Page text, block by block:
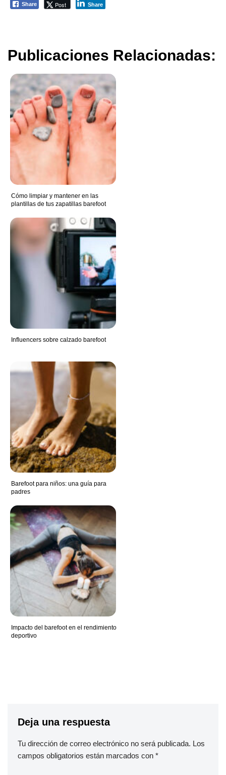
Share Post Share
Publicaciones Relacionadas:
Cómo limpiar y mantener en las
plantillas de tus zapatillas barefoot
Influencers sobre calzado barefoot
Barefoot para niños: una guía para
padres
Impacto del barefoot en el rendimiento
deportivo
Deja una respuesta
Tu dirección de correo electrónico no será publicada. Los
campos obligatorios están marcados con *